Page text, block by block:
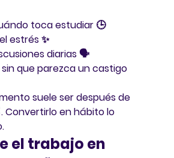
toca estudiar 🕒
estrés ✨
diarias 🗣️
sin que parezca un castigo
suele ser después de
Convertirlo en hábito lo
el trabajo en